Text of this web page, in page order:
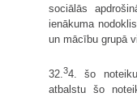
sociālās
ienākuma
un mācību grupā
32. 34. šo
atbalstu šo